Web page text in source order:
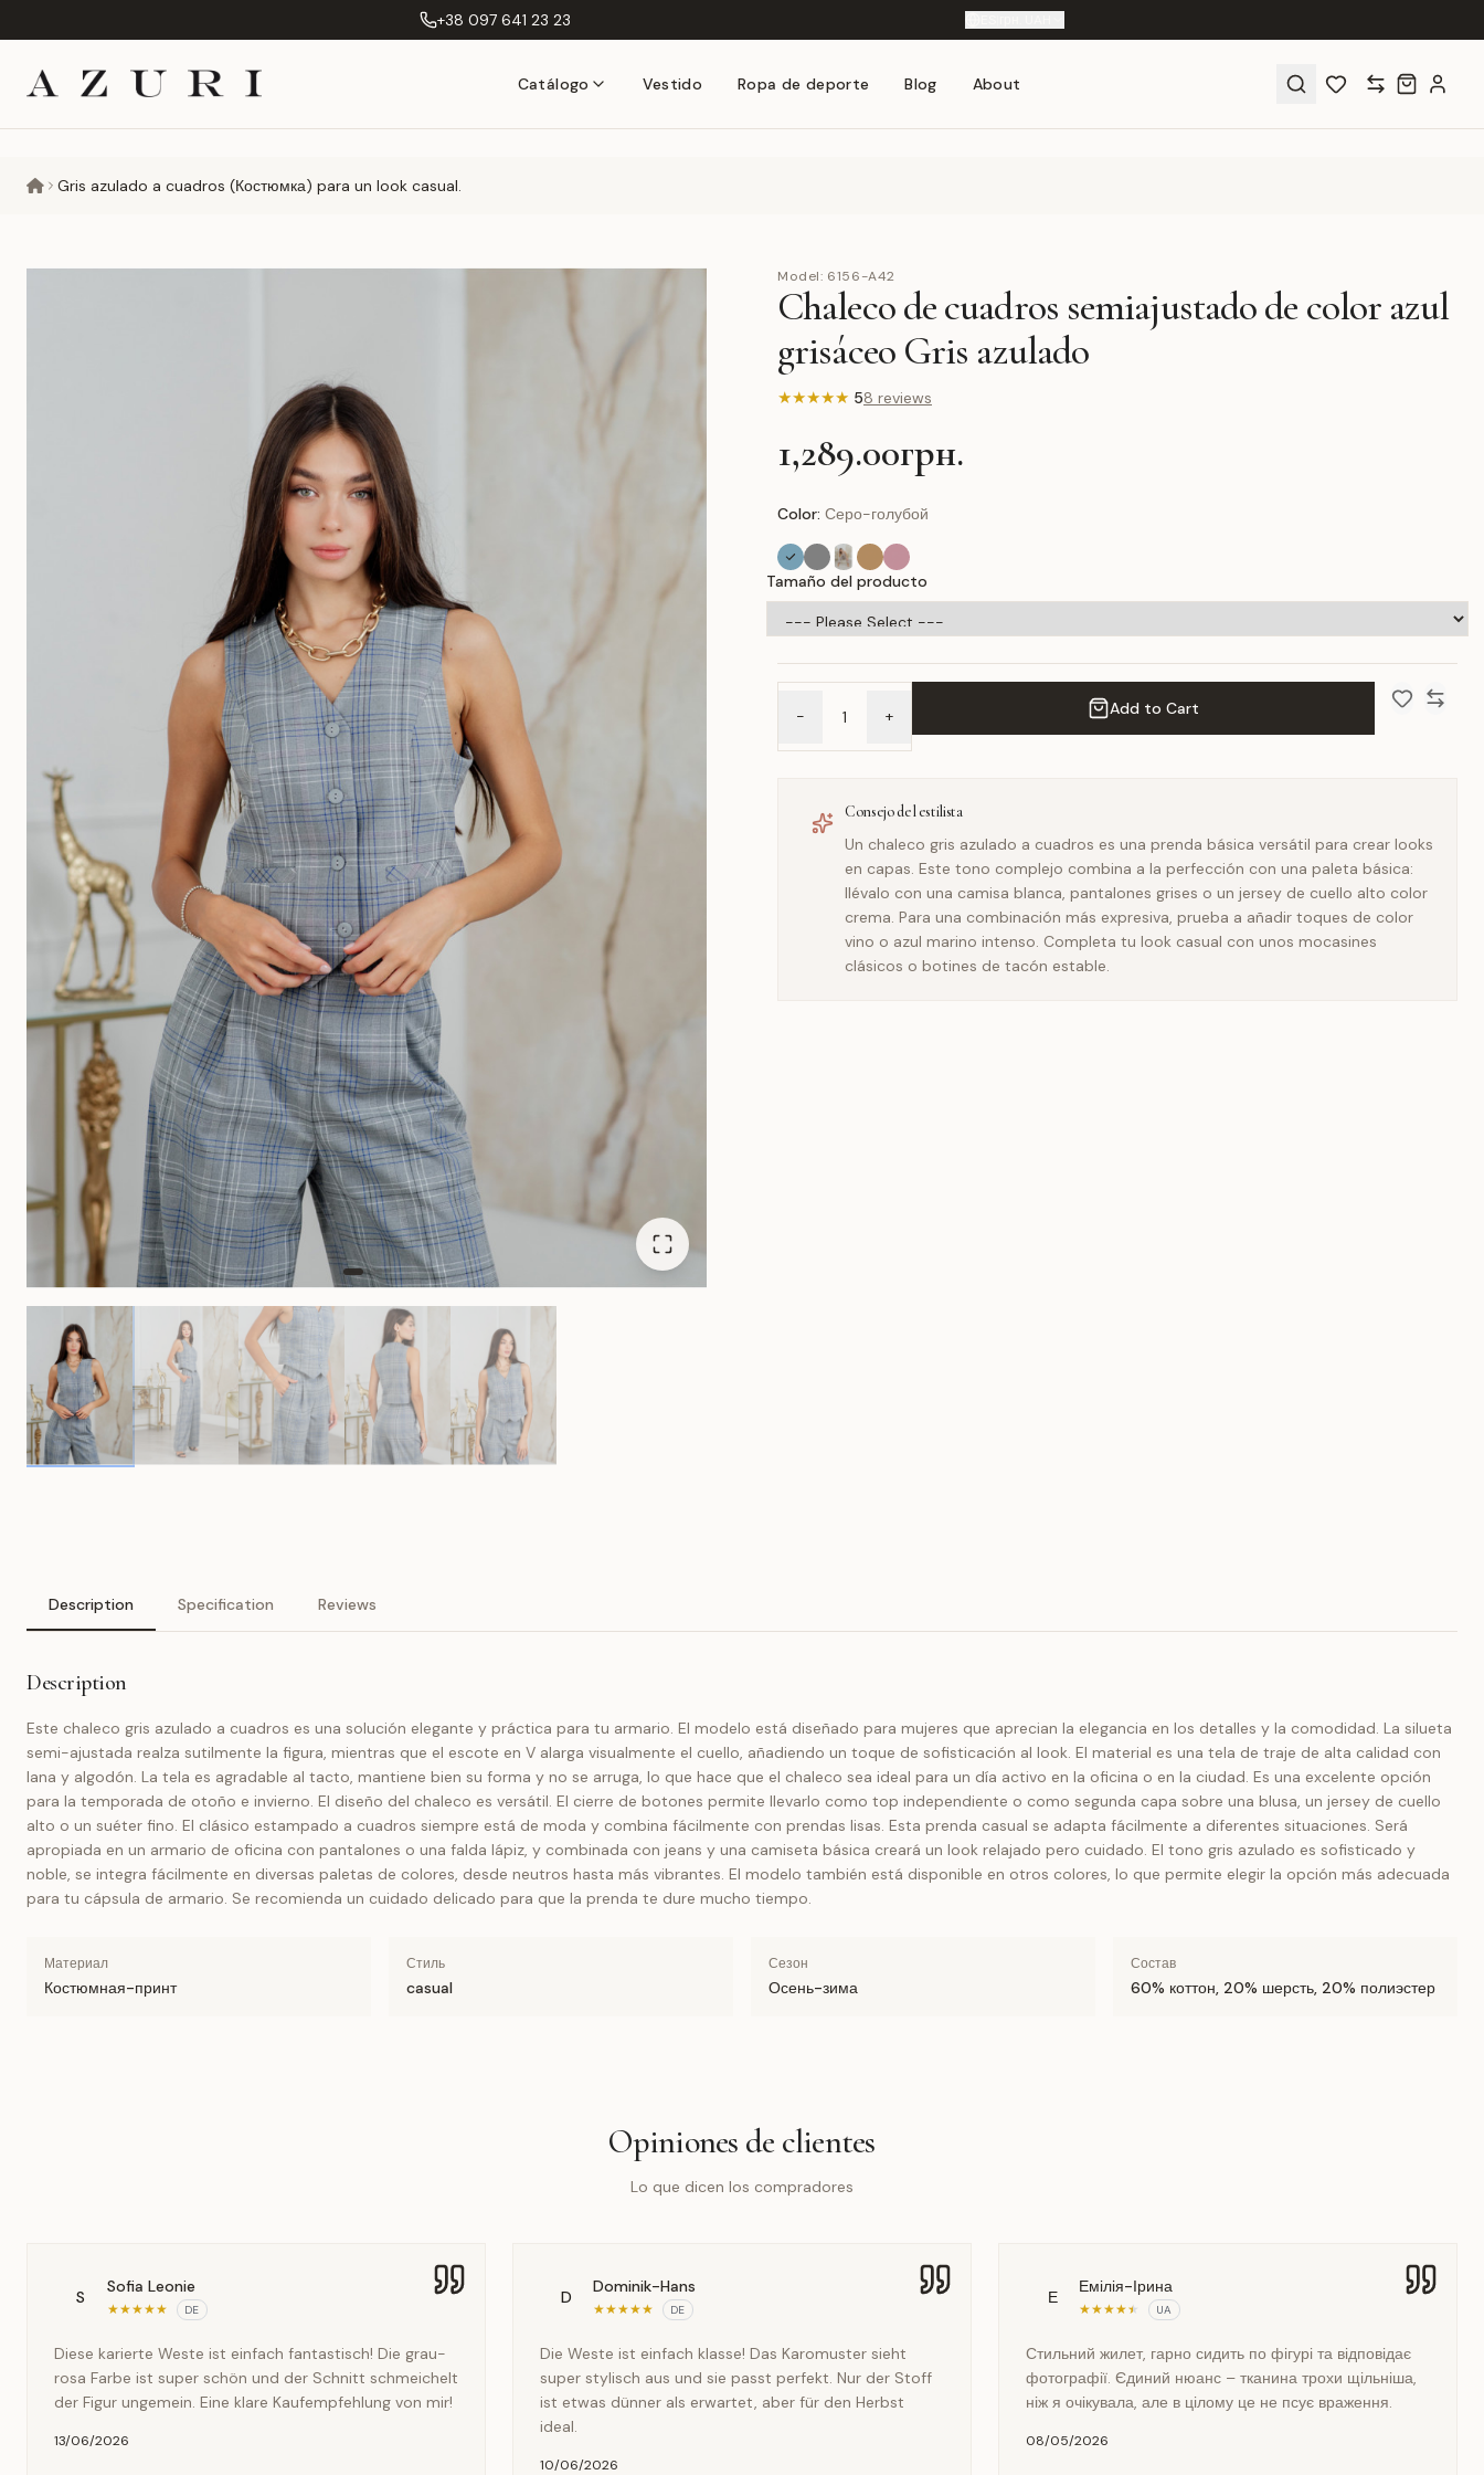
+38 097 641 23 23
Catálogo Vestido Ropa de deporte Blog About
Gris azulado a cuadros (Костюмка) para un look casual.
Model: 6156-A42
Chaleco de cuadros semiajustado de color azul
grisáceo Gris azulado
★★★★★ 58 reviews
1,289.00грн.
Color: Серо-голубой
Tamaño del producto
- + Add to Cart
Consejo del estilista
Un chaleco gris azulado a cuadros es una prenda básica versátil para crear looks
en capas. Este tono complejo combina a la perfección con una paleta básica:
llévalo con una camisa blanca, pantalones grises o un jersey de cuello alto color
crema. Para una combinación más expresiva, prueba a añadir toques de color
vino o azul marino intenso. Completa tu look casual con unos mocasines
clásicos o botines de tacón estable.
Description Specification Reviews
Description
Este chaleco gris azulado a cuadros es una solución elegante y práctica para tu armario. El modelo está diseñado para mujeres que aprecian la elegancia en los detalles y la comodidad. La silueta
semi-ajustada realza sutilmente la figura, mientras que el escote en V alarga visualmente el cuello, añadiendo un toque de sofisticación al look. El material es una tela de traje de alta calidad con
lana y algodón. La tela es agradable al tacto, mantiene bien su forma y no se arruga, lo que hace que el chaleco sea ideal para un día activo en la oficina o en la ciudad. Es una excelente opción
para la temporada de otoño e invierno. El diseño del chaleco es versátil. El cierre de botones permite llevarlo como top independiente o como segunda capa sobre una blusa, un jersey de cuello
alto o un suéter fino. El clásico estampado a cuadros siempre está de moda y combina fácilmente con prendas lisas. Esta prenda casual se adapta fácilmente a diferentes situaciones. Será
apropiada en un armario de oficina con pantalones o una falda lápiz, y combinada con jeans y una camiseta básica creará un look relajado pero cuidado. El tono gris azulado es sofisticado y
noble, se integra fácilmente en diversas paletas de colores, desde neutros hasta más vibrantes. El modelo también está disponible en otros colores, lo que permite elegir la opción más adecuada
para tu cápsula de armario. Se recomienda un cuidado delicado para que la prenda te dure mucho tiempo.
Материал
Костюмная-принт
Стиль
casual
Сезон
Осень-зима
Состав
60% коттон, 20% шерсть, 20% полиэстер
Opiniones de clientes
Lo que dicen los compradores
S
Sofia Leonie
★★★★★ DE
Diese karierte Weste ist einfach fantastisch! Die grau-
rosa Farbe ist super schön und der Schnitt schmeichelt
der Figur ungemein. Eine klare Kaufempfehlung von mir!
13/06/2026
D
Dominik-Hans
★★★★★ DE
Die Weste ist einfach klasse! Das Karomuster sieht
super stylisch aus und sie passt perfekt. Nur der Stoff
ist etwas dünner als erwartet, aber für den Herbst
ideal.
10/06/2026
Е
Емілія-Ірина
★★★★★ UA
Стильний жилет, гарно сидить по фігурі та відповідає
фотографії. Єдиний нюанс – тканина трохи щільніша,
ніж я очікувала, але в цілому це не псує враження.
08/05/2026